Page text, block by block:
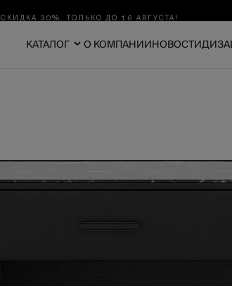
СКИДКА 30%. ТОЛЬКО ДО 16 АВГУСТА!
КАТАЛОГ О КОМПАНИИНОВОСТИ